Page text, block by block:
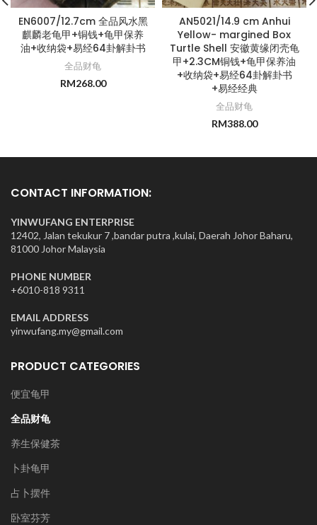
EN6007/12.7cm 全品风水黑
麒麟老龟甲+铜钱+龟甲保养
油+收纳袋+易经64卦解卦书
全品财龟
RM268.00
AN5021/14.9 cm Anhui
Yellow- margined Box
Turtle Shell 安徽黄缘闭壳龟
甲+2.3CM铜钱+龟甲保养油
+收纳袋+易经64卦解卦书
+易经经典
全品财龟
RM388.00
CONTACT INFORMATION:
YINWUFANG ENTERPRISE
12402, Jalan tekukur 7 ,bandar putra ,kulai, Daerah Johor Baharu,
81000 Johor Malaysia
PHONE NUMBER
+6010-818 9311
EMAIL ADDRESS
yinwufang.my@gmail.com
PRODUCT CATEGORIES
便宜龟甲
全品财龟
养生保健茶
卜卦龟甲
占卜摆件
卧室芬芳